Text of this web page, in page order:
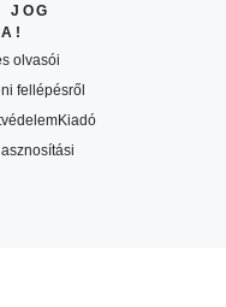
JOG
olvasói
fellépésről
Kiadó